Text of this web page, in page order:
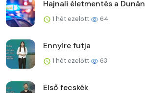
Hajnali életmentés a Dunán
1 hét ezelőtt 64
Ennyire futja
1 hét ezelőtt 63
Első fecskék